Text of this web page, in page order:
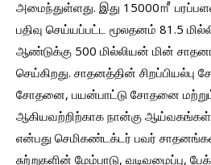
அமைந்துள்ளது. இது 15000㎡
பதிவு செய்யப்பட்ட மூலதனம் 81.5
ஆண்டுக்கு 500 மில்லியன் மின்
செய்கிறது. சாதனத்தின்
சோதனை, பயன்பாட்டு சோதனை மற்றும்
ஆகியவற்றிற்காக நான்கு
என்பது செமிகண்டக்டர் பவர்
சுற்றுகளின் மேம்பாடு, வடிவமைப்பு,